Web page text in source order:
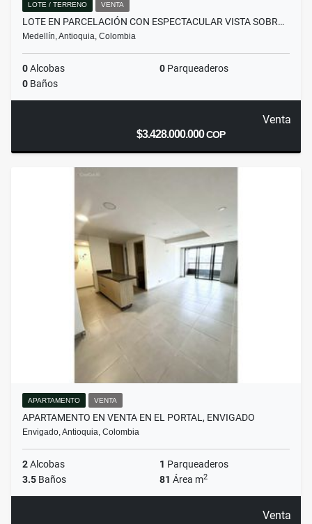
LOTE / TERRENO VENTA
LOTE EN PARCELACIÓN CON ESPECTACULAR VISTA SOBR…
Medellín, Antioquia, Colombia
0Alcobas 0 Parqueaderos
0 Baños
Venta
$3.428.000.000COP
APARTAMENTO VENTA
APARTAMENTO EN VENTA EN EL PORTAL, ENVIGADO
Envigado, Antioquia, Colombia
2Alcobas 1 Parqueaderos
3.5 Baños 81 Área m2
Venta